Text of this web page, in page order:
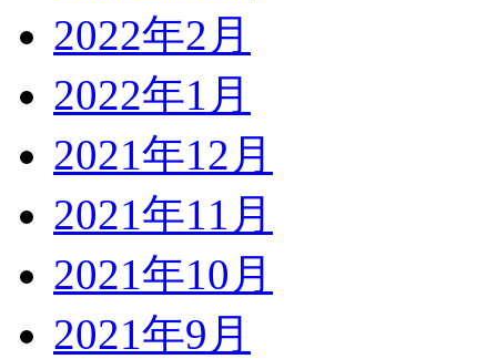
2022年2月
2022年1月
2021年12月
2021年11月
2021年10月
2021年9月